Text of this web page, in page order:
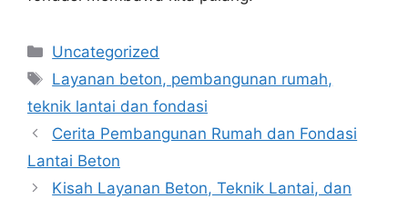
Categories
Uncategorized
Tags
Layanan beton, pembangunan rumah,
teknik lantai dan fondasi
Cerita Pembangunan Rumah dan Fondasi
Lantai Beton
Kisah Layanan Beton, Teknik Lantai, dan